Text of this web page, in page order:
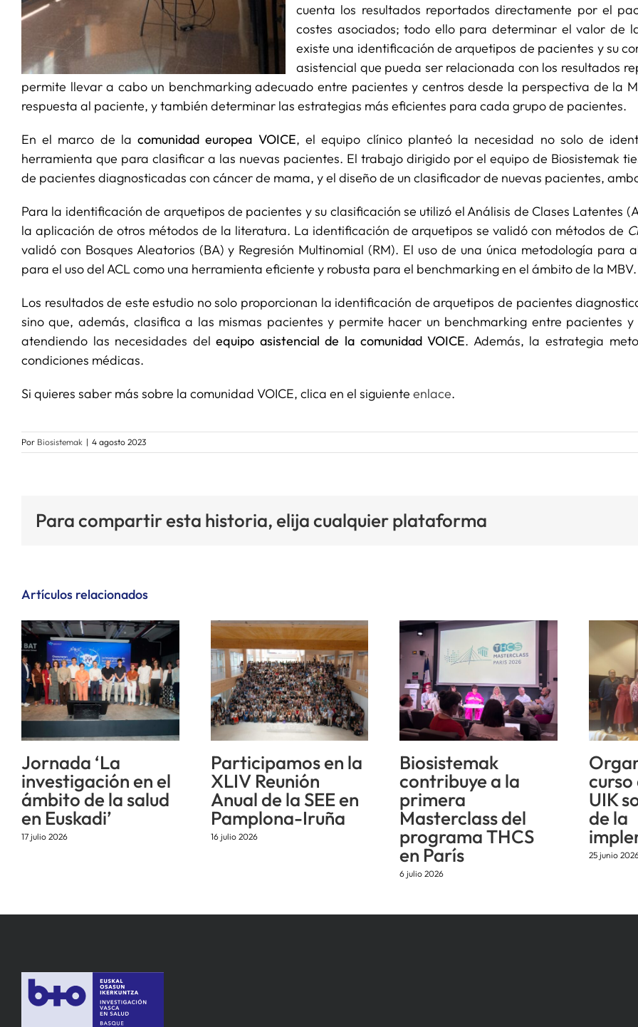
cuenta los resultados reportados directamente por el
costes asociados; todo ello para determinar el valor de
existe una identificación de arquetipos de pacientes y su
asistencial que pueda ser relacionada con los resultados
permite llevar a cabo un benchmarking adecuado entre pacientes y centros desde la perspectiva de la
respuesta al paciente, y también determinar las estrategias más eficientes para cada grupo de pacientes.
En el marco de lacomunidad europea VOICE, el equipo clínico planteó la necesidad no solo de
herramienta que para clasificar a las nuevas pacientes. El trabajo dirigido por el equipo de Biosistemak
de pacientes diagnosticadas con cáncer de mama, y el diseño de un clasificador de nuevas pacientes,
Para la identificación de arquetipos de pacientes y su clasificación se utilizó el Análisis de Clases Latentes
la aplicación de otros métodos de la literatura. La identificación de arquetipos se validó con métodos de
validó con Bosques Aleatorios (BA) y Regresión Multinomial (RM). El uso de una única metodología
para el uso del ACL como una herramienta eficiente y robusta para el benchmarking en el ámbito de la MBV.
Los resultados de este estudio no solo proporcionan la identificación de arquetipos de pacientes
sino que, además, clasifica a las mismas pacientes y permite hacer un benchmarking entre pacientes
atendiendo las necesidades delequipo asistencial de la comunidad VOICE. Además, la estrategia
condiciones médicas.
Si quieres saber más sobre la comunidad VOICE, clica en el siguiente enlace.
Por Biosistemak | 4 agosto 2023
Para compartir esta historia, elija cualquier plataforma
Artículos relacionados
Jornada ‘La
investigación en el
ámbito de la salud
en Euskadi’
17 julio 2026
Participamos en la
XLIV Reunión
Anual de la SEE en
Pamplona-Iruña
16 julio 2026
Biosistemak
contribuye a la
primera
Masterclass del
programa THCS
en París
6 julio 2026
curso
UIK
de la
25 junio